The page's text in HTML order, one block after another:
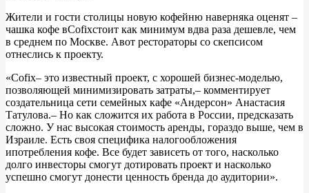
Жители и гости столицы новую кофейню наверняка оценят –
чашка кофе вCofixстоит как минимум вдва раза дешевле, чем
в среднем по Москве. Авот рестораторы со скепсисом
отнеслись к проекту.
«Cofix– это известный проект, с хорошей бизнес-моделью,
позволяющей минимизировать затраты,– комментирует
создательница сети семейных кафе «Андерсон» Анастасия
Татулова.– Но как сложится их работа в России, предсказать
сложно. У нас высокая стоимость аренды, гораздо выше, чем в
Израиле. Есть своя специфика налогообложения
ипотребления кофе. Все будет зависеть от того, насколько
долго инвесторы смогут дотировать проект и насколько
успешно смогут донести ценность бренда до аудитории».